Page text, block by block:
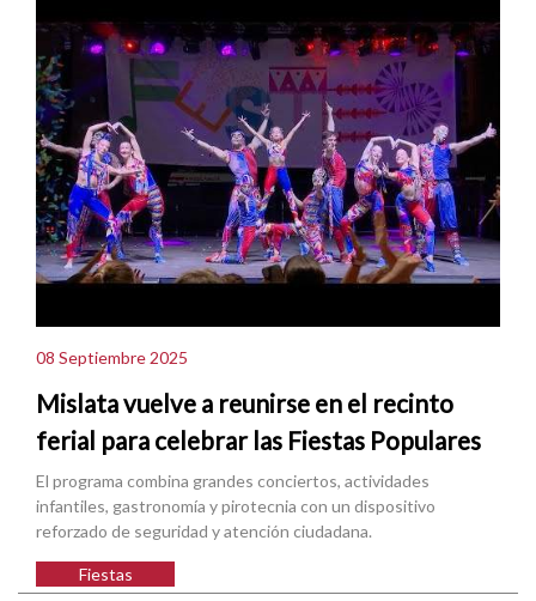
08 Septiembre 2025
Mislata vuelve a reunirse en el recinto
ferial para celebrar las Fiestas Populares
El programa combina grandes conciertos, actividades
infantiles, gastronomía y pirotecnia con un dispositivo
reforzado de seguridad y atención ciudadana.
Fiestas